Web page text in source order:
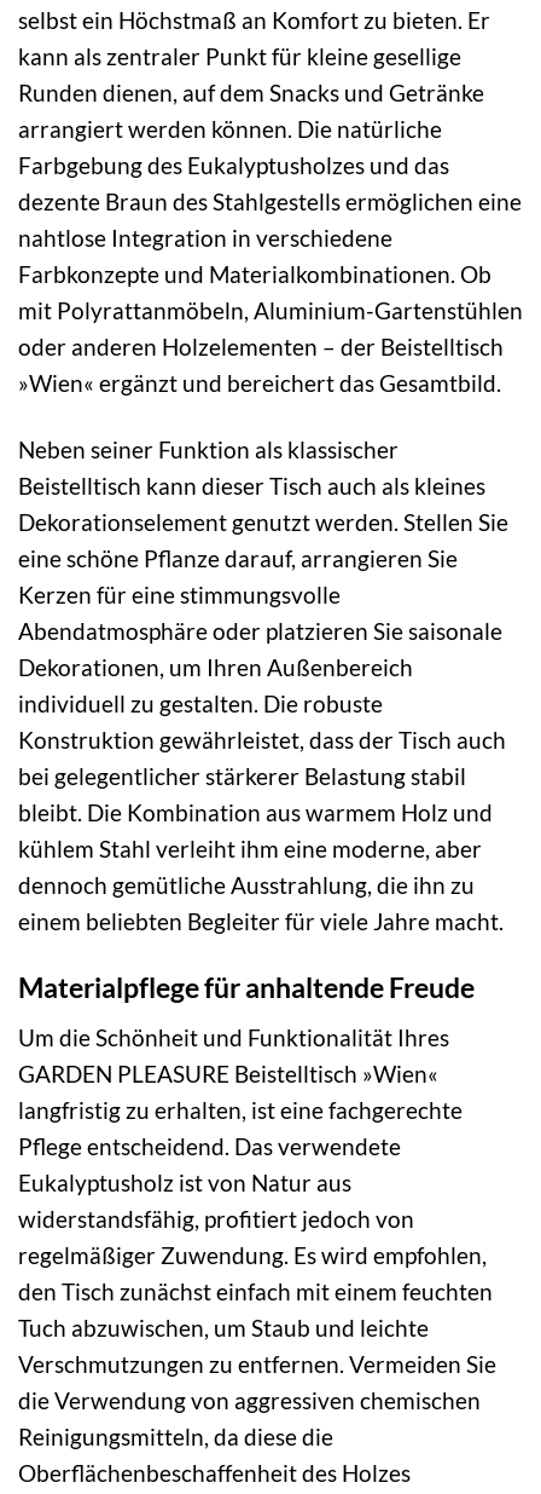
selbst ein Höchstmaß an Komfort zu bieten. Er
kann als zentraler Punkt für kleine gesellige
Runden dienen, auf dem Snacks und Getränke
arrangiert werden können. Die natürliche
Farbgebung des Eukalyptusholzes und das
dezente Braun des Stahlgestells ermöglichen eine
nahtlose Integration in verschiedene
Farbkonzepte und Materialkombinationen. Ob
mit Polyrattanmöbeln, Aluminium-Gartenstühlen
oder anderen Holzelementen – der Beistelltisch
»Wien« ergänzt und bereichert das Gesamtbild.
Neben seiner Funktion als klassischer
Beistelltisch kann dieser Tisch auch als kleines
Dekorationselement genutzt werden. Stellen Sie
eine schöne Pflanze darauf, arrangieren Sie
Kerzen für eine stimmungsvolle
Abendatmosphäre oder platzieren Sie saisonale
Dekorationen, um Ihren Außenbereich
individuell zu gestalten. Die robuste
Konstruktion gewährleistet, dass der Tisch auch
bei gelegentlicher stärkerer Belastung stabil
bleibt. Die Kombination aus warmem Holz und
kühlem Stahl verleiht ihm eine moderne, aber
dennoch gemütliche Ausstrahlung, die ihn zu
einem beliebten Begleiter für viele Jahre macht.
Materialpflege für anhaltende Freude
Um die Schönheit und Funktionalität Ihres
GARDEN PLEASURE Beistelltisch »Wien«
langfristig zu erhalten, ist eine fachgerechte
Pflege entscheidend. Das verwendete
Eukalyptusholz ist von Natur aus
widerstandsfähig, profitiert jedoch von
regelmäßiger Zuwendung. Es wird empfohlen,
den Tisch zunächst einfach mit einem feuchten
Tuch abzuwischen, um Staub und leichte
Verschmutzungen zu entfernen. Vermeiden Sie
die Verwendung von aggressiven chemischen
Reinigungsmitteln, da diese die
Oberflächenbeschaffenheit des Holzes